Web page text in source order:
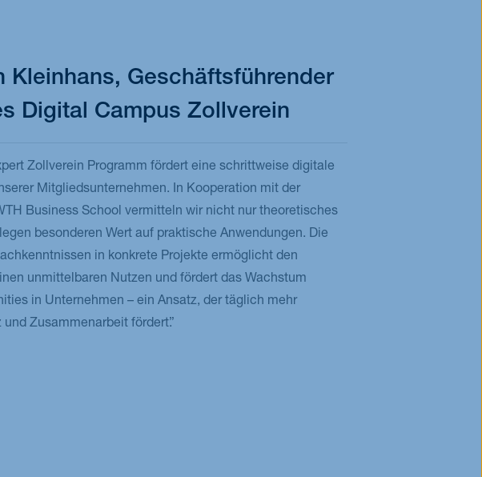
Kleinhans, Geschäftsführender
Digital Campus Zollverein
Zollverein Programm fördert eine schrittweise digitale
Mitgliedsunternehmen. In Kooperation mit der
Business School vermitteln wir nicht nur theoretisches
besonderen Wert auf praktische Anwendungen. Die
in konkrete Projekte ermöglicht den
unmittelbaren Nutzen und fördert das Wachstum
in Unternehmen – ein Ansatz, der täglich mehr
und Zusammenarbeit fördert.